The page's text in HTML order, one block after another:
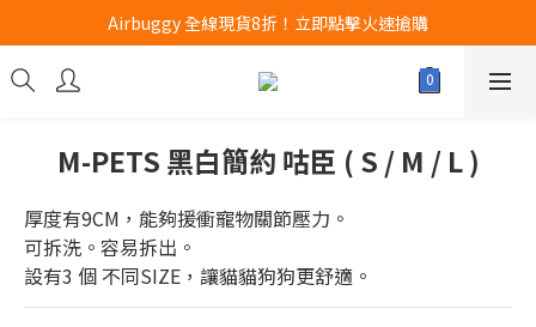
Airbuggy 全線現貨8折！立即點擊火速搶購
Airbuggy 全線現貨8折！立即點擊火速搶購
CURLI瑞士狗帶全款式3折！立即按下搶購
Airbuggy 全線現貨8折！立即點擊火速搶購
M-PETS 黑白簡約 咕臣 ( S / M / L )
厚度有9CM，能夠援衝寵物關節壓力。
可拆洗。容易拆出。
設有3 個 不同SIZE，讓貓貓狗狗更舒適。